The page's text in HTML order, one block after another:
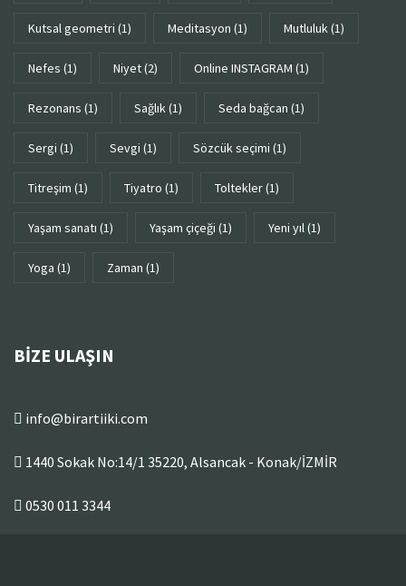
kutsal geometri (1) meditasyon (1) mutluluk(1)
Nefes (1) niyet(2) Online INSTAGRAM (1)
rezonans (1) sağlık(1) seda bağcan (1)
sergi (1) sevgi (1) sözcük seçimi (1)
titreşim (1) tiyatro (1) toltekler(1)
yaşam sanatı (1) yaşam çiçeği (1) yeni yıl(1)
yoga (1) zaman (1)
BIZE ULAŞIN
info@birartiiki.com
1440 Sokak No:14/1 35220, Alsancak - Konak/İZMİR
0530 011 3344